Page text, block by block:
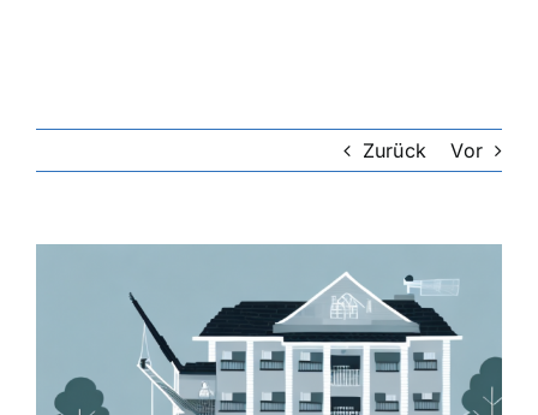
Lebensversicherung
Hundekrankenversicherung
Zurück Vor